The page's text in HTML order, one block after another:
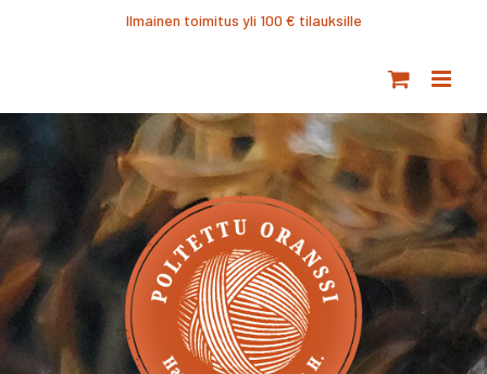
Ilmainen toimitus yli 100 € tilauksille